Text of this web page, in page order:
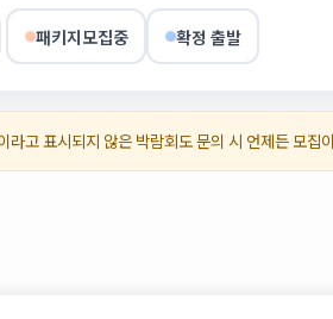
패키지모집중 확정 출발
라고 표시되지 않은 박람회도 문의 시 언제든 모집